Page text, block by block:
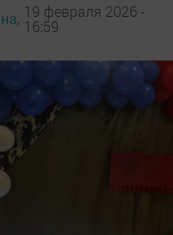
19 февраля 2026 -
16:59